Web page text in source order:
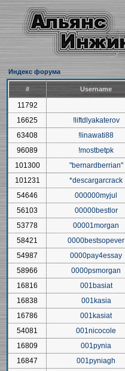
Индекс форума
# Username
11792
16625
!liftdlyakaterov
63408
!linawati88
96089
!mostbetpk
101300
"bernardberrian"
101231
*descargarcrack
54646
000000myjul
56103
00000bestlor
53778
00001morgan
58421
0000bestsopever
54987
0000pay4essay
58966
0000psmorgan
16816
001basiat
16838
001kasia
16786
001kasiat
54081
001nicocole
16809
001pynia
16847
001pyniagh